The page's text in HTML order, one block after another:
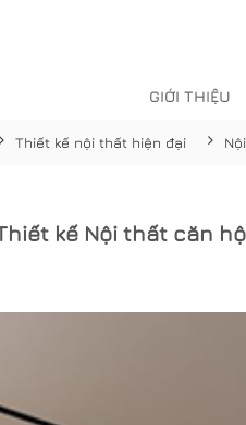
GIỚI THIỆU
Thiết kế nội thất hiện đại
kế Nội thất căn